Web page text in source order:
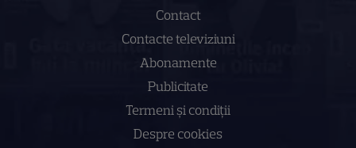
Contact
Contacte televiziuni
Abonamente
Publicitate
Termeni și condiții
Despre cookies